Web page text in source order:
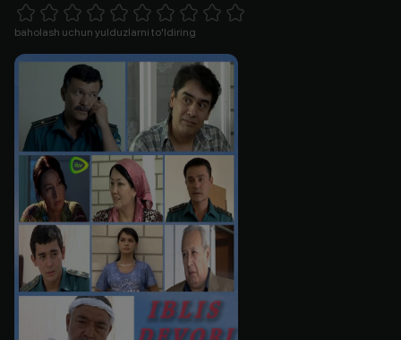
1 Star 2 Stars 3 Stars 4 Stars5 Stars 6 Stars7 Stars8 Stars
baholash uchun yulduzlarni to'ldiring